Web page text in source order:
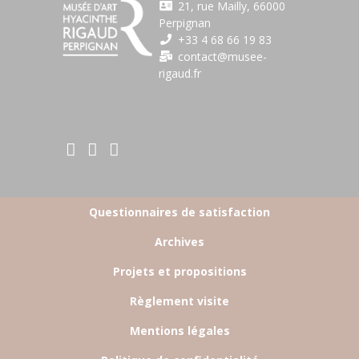
21, rue Mailly, 66000
Perpignan
+33 4 68 66 19 83
contact@musee-
rigaud.fr
BOTTOM FOOTER MENU
Questionnaires de satisfaction
Archives
Projets et propositions
Règlement visite
Mentions légales